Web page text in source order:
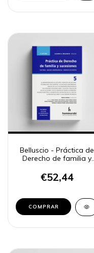
Belluscio - Práctica de
Derecho de familia y
€52,44
COMPRAR